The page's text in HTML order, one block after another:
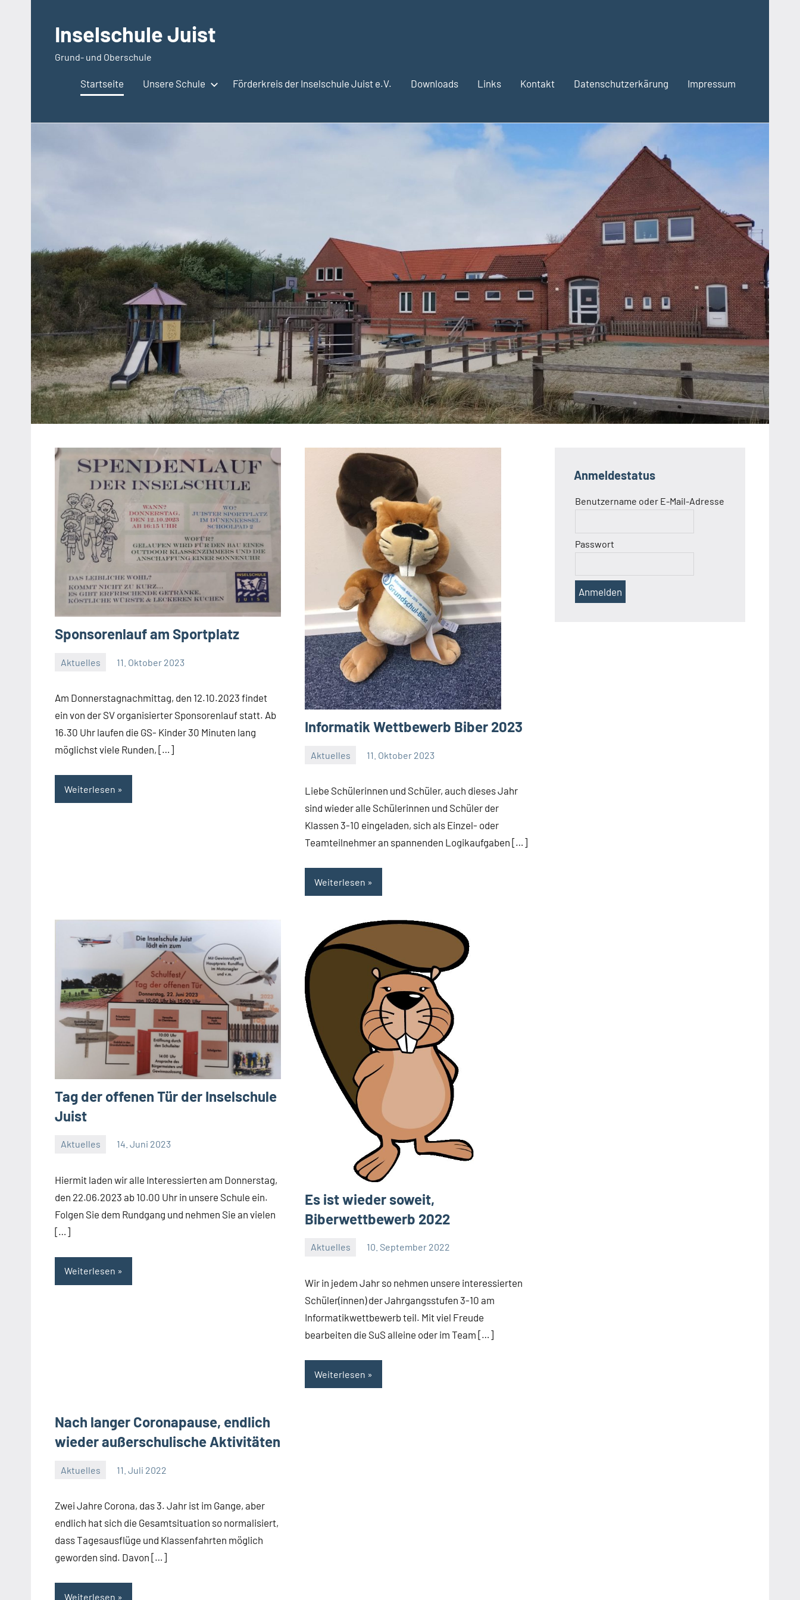
springenInselschule Juist
Grund- und Oberschule
Startseite Unsere Schule Förderkreis der Inselschule Juist e.V. Downloads Links Kontakt Datenschutzerkärung Impressum
Sponsorenlauf am Sportplatz
Aktuelles 11. Oktober 2023
Am Donnerstagnachmittag, den 12.10.2023 findet
ein von der SV organisierter Sponsorenlauf statt. Ab
16.30 Uhr laufen die GS- Kinder 30 Minuten lang
möglichst viele Runden, […]
Weiterlesen
Informatik Wettbewerb Biber 2023
Aktuelles 11. Oktober 2023
Liebe Schülerinnen und Schüler, auch dieses Jahr
sind wieder alle Schülerinnen und Schüler der
Klassen 3-10 eingeladen, sich als Einzel- oder
Teamteilnehmer an spannenden Logikaufgaben […]
Weiterlesen
Tag der offenen Tür der Inselschule
Juist
Aktuelles 14. Juni 2023
Hiermit laden wir alle Interessierten am Donnerstag,
den 22.06.2023 ab 10.00 Uhr in unsere Schule ein.
Folgen Sie dem Rundgang und nehmen Sie an vielen
[…]
Weiterlesen
Es ist wieder soweit,
Biberwettbewerb 2022
Aktuelles 10. September 2022
Wir in jedem Jahr so nehmen unsere interessierten
Schüler(innen) der Jahrgangsstufen 3-10 am
Informatikwettbewerb teil. Mit viel Freude
bearbeiten die SuS alleine oder im Team […]
Weiterlesen
Nach langer Coronapause, endlich
wieder außerschulische Aktivitäten
Aktuelles 11. Juli 2022
Zwei Jahre Corona, das 3. Jahr ist im Gange, aber
endlich hat sich die Gesamtsituation so normalisiert,
dass Tagesausflüge und Klassenfahrten möglich
geworden sind. Davon […]
Weiterlesen
Anmeldestatus
Benutzername oder E-Mail-Adresse
Passwort